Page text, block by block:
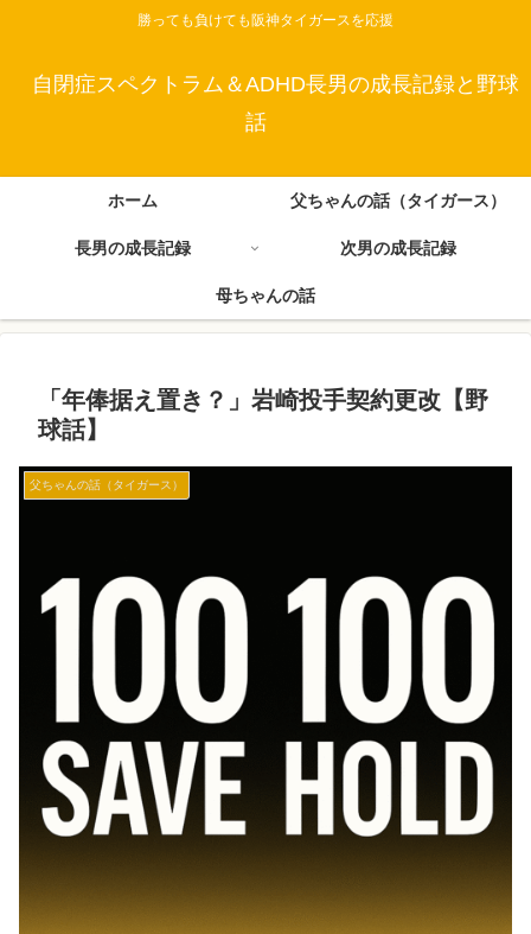
勝っても負けても阪神タイガースを応援
自閉症スペクトラム＆ADHD長男の成長記録と野球
話
ホーム 父ちゃんの話（タイガース）
長男の成長記録 次男の成長記録
母ちゃんの話
「年俸据え置き？」岩崎投手契約更改【野
球話】
父ちゃんの話（タイガース）